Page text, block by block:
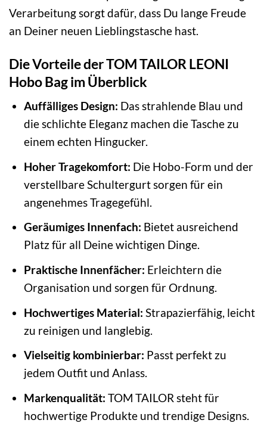
Verarbeitung sorgt dafür, dass Du lange Freude
an Deiner neuen Lieblingstasche hast.
Die Vorteile der TOM TAILOR LEONI
Hobo Bag im Überblick
Auffälliges Design: Das strahlende Blau und
die schlichte Eleganz machen die Tasche zu
einem echten Hingucker.
Hoher Tragekomfort: Die Hobo-Form und der
verstellbare Schultergurt sorgen für ein
angenehmes Tragegefühl.
Geräumiges Innenfach: Bietet ausreichend
Platz für all Deine wichtigen Dinge.
Praktische Innenfächer: Erleichtern die
Organisation und sorgen für Ordnung.
Hochwertiges Material: Strapazierfähig, leicht
zu reinigen und langlebig.
Vielseitig kombinierbar: Passt perfekt zu
jedem Outfit und Anlass.
Markenqualität: TOM TAILOR steht für
hochwertige Produkte und trendige Designs.